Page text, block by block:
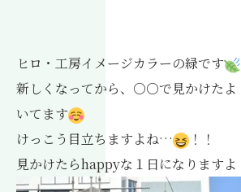
ヒロ・工房イメージカラーの緑です
新しくなってから、〇〇で見かけた
いてます
けっこう目立ちますよね…
！！
見かけたらhappyな１日になります